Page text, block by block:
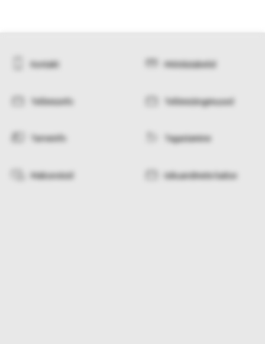
Kontakt Mõõdutabelid
Tellimisinfo Tellimistingimused
Tarneinfo Tagastamine
Makseviisid Isikuandmete kaitse